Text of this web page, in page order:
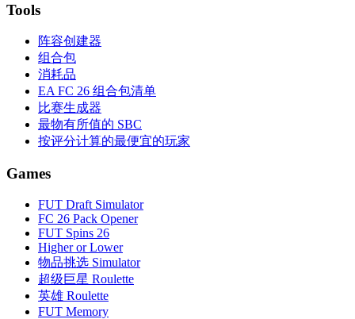
Tools
阵容创建器
组合包
消耗品
EA FC 26 组合包清单
比赛生成器
最物有所值的 SBC
按评分计算的最便宜的玩家
Games
FUT Draft Simulator
FC 26 Pack Opener
FUT Spins 26
Higher or Lower
物品挑选 Simulator
超级巨星 Roulette
英雄 Roulette
FUT Memory